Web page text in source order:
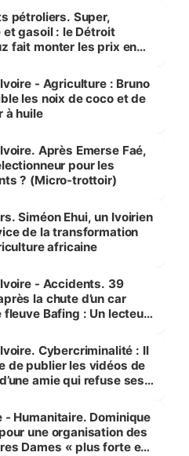
pétroliers. Super,
et gasoil : le Détroit
fait monter les prix en
- Agriculture : Bruno
les noix de coco et de
à huile
Après Emerse Faé,
pour les
? (Micro-trottoir)
Siméon Ehui, un Ivoirien
de la transformation
africaine
- Accidents. 39
la chute d’un car
fleuve Bafing : Un lecteur
Cybercriminalité : Il
de publier les vidéos de
amie qui refuse ses
- Humanitaire. Dominique
une organisation des
Dames « plus forte et